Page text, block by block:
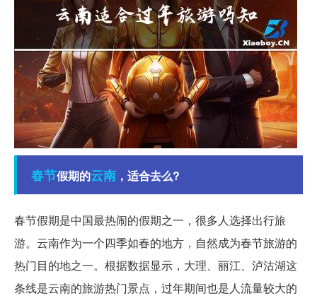
春节假期的云南 ，适合去么?
春节假期是中国最热闹的假期之一，很多人选择出行旅
游。云南作为一个四季如春的地方，自然成为春节旅游的
热门目的地之一。根据数据显示，大理、丽江、泸沽湖这
条线是云南的旅游热门景点，过年期间也是人流量较大的